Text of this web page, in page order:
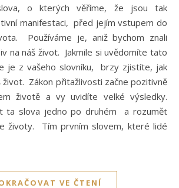
o kterých věříme, že jsou tak
manifestaci, před jejím vstupem do
Používáme je, aniž bychom znali
na náš život. Jakmile si uvědomíte tato
je z vašeho slovníku, brzy zjistíte, jak
život. Zákon přitažlivosti začne pozitivně
životě a vy uvidíte velké výsledky.
ta slova jedno po druhém a rozumět
životy. Tím prvním slovem, které lidé
VE ČTENÍ